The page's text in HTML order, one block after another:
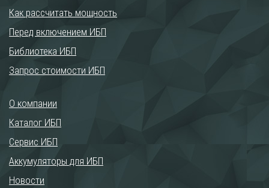
Как рассчитать мощность
Перед включением ИБП
Библиотека ИБП
Запрос стоимости ИБП
О компании
Каталог ИБП
Сервис ИБП
Аккумуляторы для ИБП
Новости